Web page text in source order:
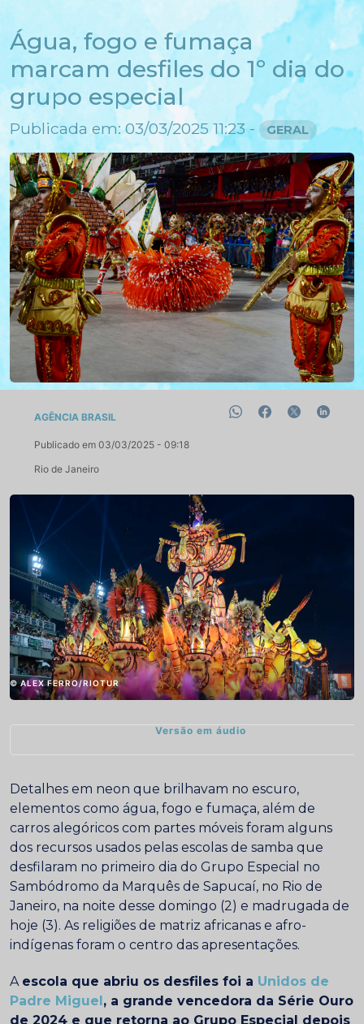
Água, fogo e fumaça
marcam desfiles do 1º dia do
grupo especial
Publicada em: 03/03/2025 11:23 - GERAL
AGÊNCIA BRASIL
Publicado em 03/03/2025 - 09:18
Rio de Janeiro
© ALEX FERRO/RIOTUR
Versão em áudio
Detalhes em neon que brilhavam no escuro,
elementos como água, fogo e fumaça, além de
carros alegóricos com partes móveis foram alguns
dos recursos usados pelas escolas de samba que
desfilaram no primeiro dia do Grupo Especial no
Sambódromo da Marquês de Sapucaí, no Rio de
Janeiro, na noite desse domingo (2) e madrugada de
hoje (3). As religiões de matriz africanas e afro-
indígenas foram o centro das apresentações.
A escola que abriu os desfiles foi a Unidos de
Padre Miguel, a grande vencedora da Série Ouro
de 2024 e que retorna ao Grupo Especial depois